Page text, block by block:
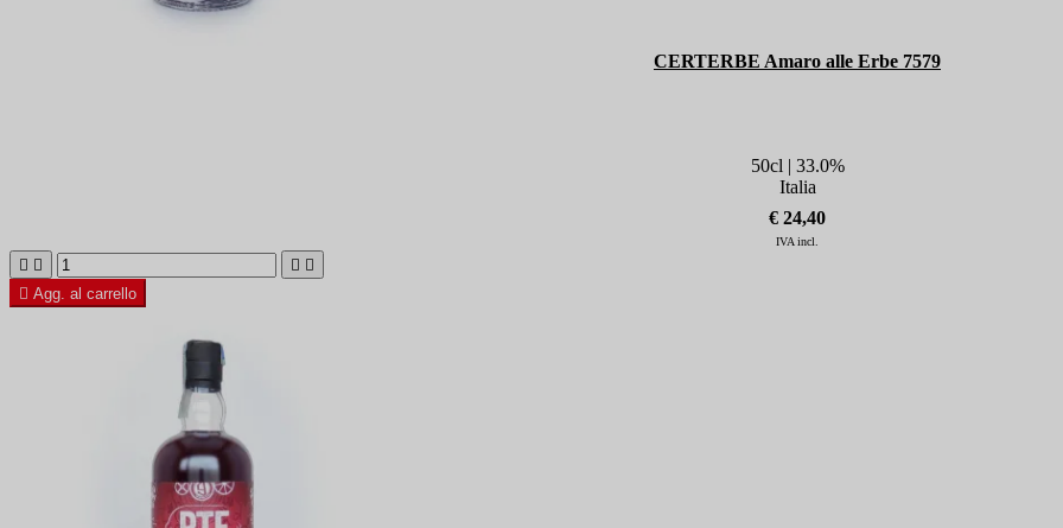
CERTERBE Amaro alle Erbe 7579
50cl | 33.0%
Italia
€ 24,40
IVA incl.
   
 Agg. al carrello